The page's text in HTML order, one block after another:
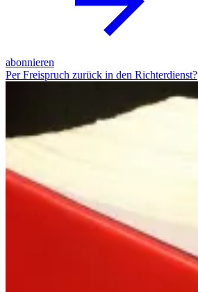
abonnieren
Per Freispruch zurück in den Richterdienst?